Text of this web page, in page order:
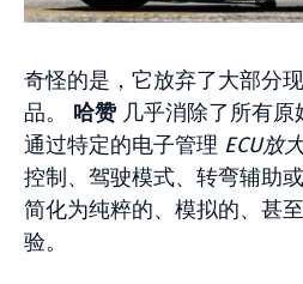
奇怪的是，它放弃了大部分
品。 哈赞几乎消除了所有原
通过特定的电子管理 ECU放
控制、驾驶模式、转弯辅助
简化为纯粹的、模拟的、甚
验。